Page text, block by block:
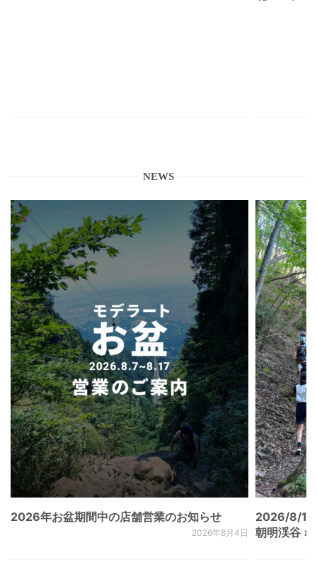
NEWS
2026年お盆期間中の店舗営業のお知らせ
2026年8月4日
2026/8/
朝明渓谷 ×